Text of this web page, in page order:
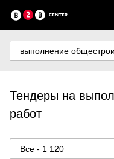
Тендеры на
работ
Все - 1 120